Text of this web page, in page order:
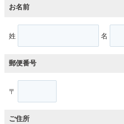
お名前
姓 名
郵便番号
〒
ご住所